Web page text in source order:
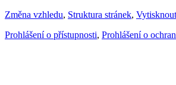
Změna vzhledu, Struktura stránek, Vytisknout
Prohlášení o přístupnosti, Prohlášení o